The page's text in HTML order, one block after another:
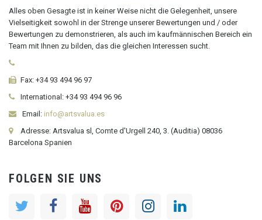
Alles oben Gesagte ist in keiner Weise nicht die Gelegenheit, unsere
Vielseitigkeit sowohl in der Strenge unserer Bewertungen und / oder
Bewertungen zu demonstrieren, als auch im kaufmännischen Bereich ein
Team mit Ihnen zu bilden, das die gleichen Interessen sucht.
Fax: +34 93 494 96 97
International: +34 93 494 96 96
Email: info@artsvalua.es
Adresse: Artsvalua sl, Comte d'Urgell 240, 3. (Auditia) 08036
Barcelona Spanien
FOLGEN SIE UNS